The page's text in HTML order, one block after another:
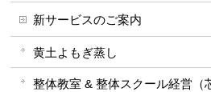
新サービスのご案内
黄土よもぎ蒸し
整体教室 & 整体スクール経営（